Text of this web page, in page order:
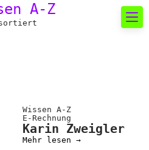
die
A-Z
sortiert
Wissen A-Z
E-Rechnung
Karin Zweigler
Mehr lesen →